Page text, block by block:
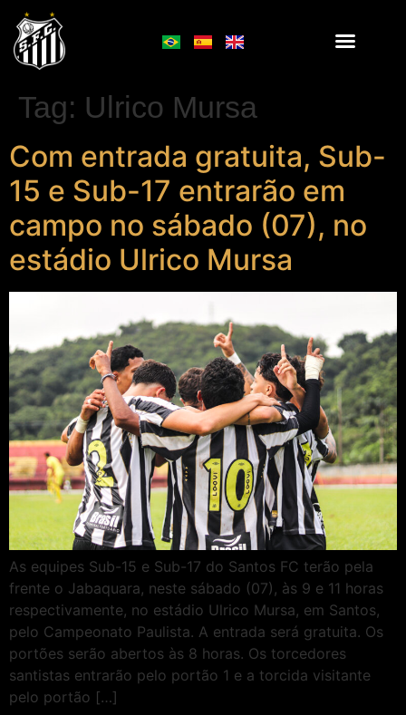
Tag: Ulrico Mursa
Com entrada gratuita, Sub-
15 e Sub-17 entrarão em
campo no sábado (07), no
estádio Ulrico Mursa
As equipes Sub-15 e Sub-17 do Santos FC terão pela
frente o Jabaquara, neste sábado (07), às 9 e 11 horas
respectivamente, no estádio Ulrico Mursa, em Santos,
pelo Campeonato Paulista. A entrada será gratuita. Os
portões serão abertos às 8 horas. Os torcedores
santistas entrarão pelo portão 1 e a torcida visitante
pelo portão […]